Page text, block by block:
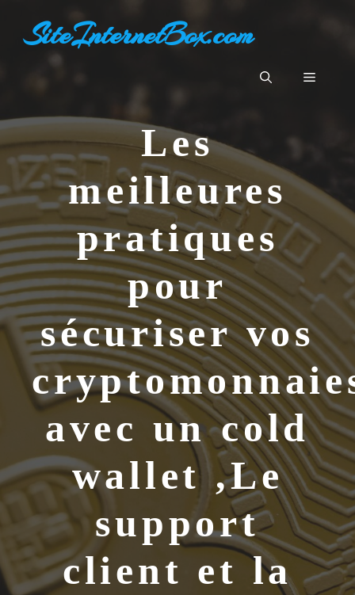
contenuSiteInternetBox.com
Menu
Les
meilleures
pratiques
pour
sécuriser vos
avec un cold
wallet ,Le
support
client et la